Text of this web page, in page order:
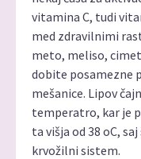
vitamina C, tudi
med zdravilnimi
meto, meliso,
dobite posamezne
mešanice. Lipov
temperatro, kar je
ta višja od 38 oC,
krvožilni sistem.